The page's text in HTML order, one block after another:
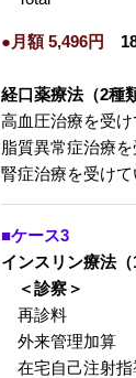
●月額 5,496円
経口薬療法（2種
高血圧治療を受
脂質異常症治療
腎症治療を受け
■ケース3
インスリン療法
＜診察＞
再診料
外来管理加算
在宅自己注射指